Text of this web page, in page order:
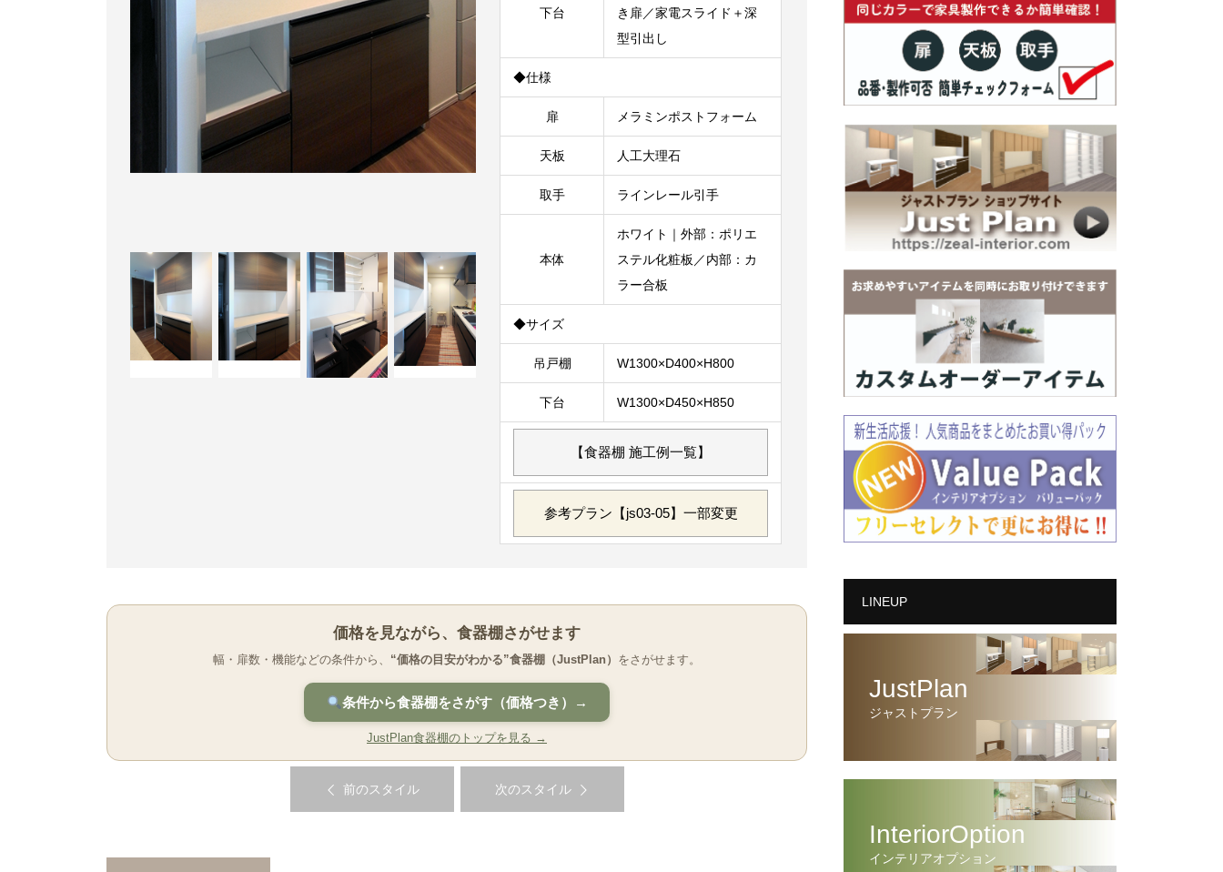
下台
き扉／家電スライド＋深
型引出し
◆仕様
扉 メラミンポストフォーム
天板 人工大理石
取手 ラインレール引手
本体
ホワイト｜外部：ポリエ
ステル化粧板／内部：カ
ラー合板
◆サイズ
吊戸棚 W1300×D400×H800
下台 W1300×D450×H850
【食器棚 施工例一覧】
参考プラン【js03-05】一部変更
価格を見ながら、食器棚さがせます
幅・扉数・機能などの条件から、 “価格の目安がわかる”食器棚（JustPlan） をさがせます。
条件から食器棚をさがす（価格つき）→
JustPlan食器棚のトップを見る →
前のスタイル 次のスタイル
LINEUP
JustPlan
ジャストプラン
InteriorOption
インテリアオプション